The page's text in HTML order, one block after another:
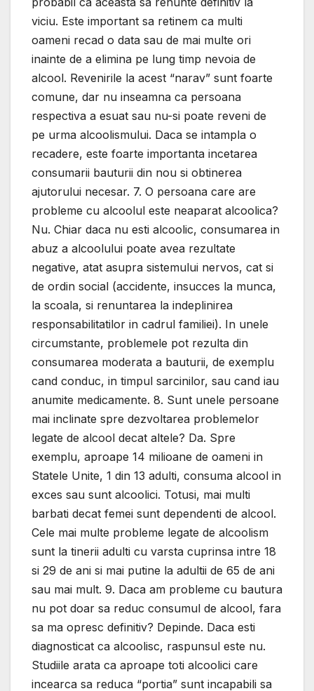
viciu. Este important sa retinem ca multi
oameni recad o data sau de mai multe ori
inainte de a elimina pe lung timp nevoia de
alcool. Revenirile la acest “narav” sunt foarte
comune, dar nu inseamna ca persoana
respectiva a esuat sau nu-si poate reveni de
pe urma alcoolismului. Daca se intampla o
recadere, este foarte importanta incetarea
consumarii bauturii din nou si obtinerea
ajutorului necesar. 7. O persoana care are
probleme cu alcoolul este neaparat alcoolica?
Nu. Chiar daca nu esti alcoolic, consumarea in
abuz a alcoolului poate avea rezultate
negative, atat asupra sistemului nervos, cat si
de ordin social (accidente, insucces la munca,
la scoala, si renuntarea la indeplinirea
responsabilitatilor in cadrul familiei). In unele
circumstante, problemele pot rezulta din
consumarea moderata a bauturii, de exemplu
cand conduc, in timpul sarcinilor, sau cand iau
anumite medicamente. 8. Sunt unele persoane
mai inclinate spre dezvoltarea problemelor
legate de alcool decat altele? Da. Spre
exemplu, aproape 14 milioane de oameni in
Statele Unite, 1 din 13 adulti, consuma alcool in
exces sau sunt alcoolici. Totusi, mai multi
barbati decat femei sunt dependenti de alcool.
Cele mai multe probleme legate de alcoolism
sunt la tinerii adulti cu varsta cuprinsa intre 18
si 29 de ani si mai putine la adultii de 65 de ani
sau mai mult. 9. Daca am probleme cu bautura
nu pot doar sa reduc consumul de alcool, fara
sa ma opresc definitiv? Depinde. Daca esti
diagnosticat ca alcoolisc, raspunsul este nu.
Studiile arata ca aproape toti alcoolici care
incearca sa reduca “portia” sunt incapabili sa